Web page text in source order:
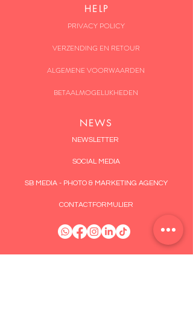
HELP
PRIVACY POLICY
VERZENDING EN RETOUR
ALGEMENE VOORWAARDEN
BETAALMOGELIJKHEDEN
NEWS
NEWSLETTER
SOCIAL MEDIA
SB MEDIA - PHOTO & MARKETING AGENCY
CONTACTFORMULIER